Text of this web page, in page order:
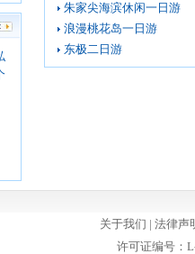
朱家尖海滨休闲一日游
浪漫桃花岛一日游
东极二日游
关于我们 | 法律声
许可证编号：